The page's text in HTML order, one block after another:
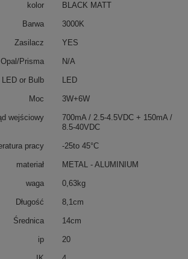
kolor BLACK MATT
Barwa 3000K
Zasilacz YES
Prisma N/A
LED or Bulb LED
Moc 3W+6W
wejściowy
700mA / 2.5-4.5VDC + 150mA /
8.5-40VDC
pracy -25to 45°C
materiał METAL - ALUMINIUM
waga 0,63kg
Długość 8,1cm
Średnica 14cm
ip 20